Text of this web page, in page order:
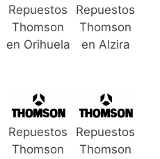
Repuestos
Thomson
en Orihuela
Repuestos
Thomson
en Alzira
Repuestos
Thomson
Repuestos
Thomson